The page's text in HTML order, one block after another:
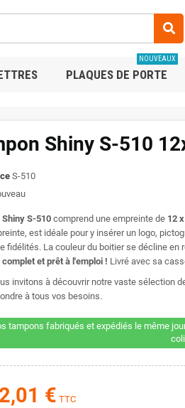
PLAQUES DE PORTE
NOUVEAUX
Shiny S-510
S-510
Shiny S-510 comprend une empreinte de 12
est idéale pour y insérer un logo,
fidélités. La couleur du boitier se décline en
complet et prêt à l'emploi ! Livré avec sa
invitons à découvrir notre vaste sélection
à tous vos besoins.
tampons fabriqués et expédiés le même
€ TTC